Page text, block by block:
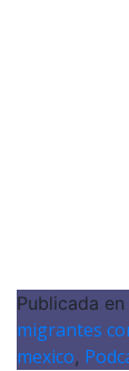
Publicada en
migrantes
mexico,